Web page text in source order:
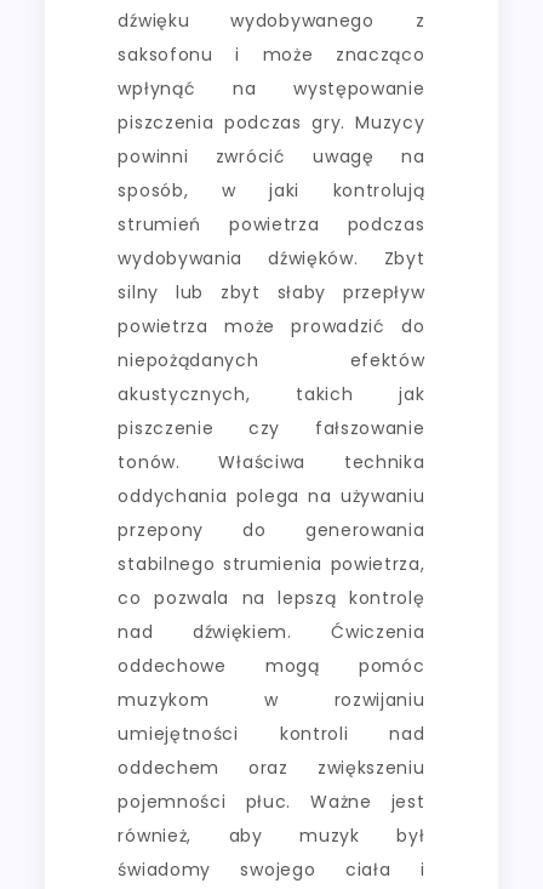
dźwięku wydobywanego z
saksofonu i może znacząco
wpłynąć na występowanie
piszczenia podczas gry. Muzycy
powinni zwrócić uwagę na
sposób, w jaki kontrolują
strumień powietrza podczas
wydobywania dźwięków. Zbyt
silny lub zbyt słaby przepływ
powietrza może prowadzić do
niepożądanych efektów
akustycznych, takich jak
piszczenie czy fałszowanie
tonów. Właściwa technika
oddychania polega na używaniu
przepony do generowania
stabilnego strumienia powietrza,
co pozwala na lepszą kontrolę
nad dźwiękiem. Ćwiczenia
oddechowe mogą pomóc
muzykom w rozwijaniu
umiejętności kontroli nad
oddechem oraz zwiększeniu
pojemności płuc. Ważne jest
również, aby muzyk był
świadomy swojego ciała i